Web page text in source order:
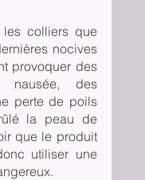
les colliers que
nocives
provoquer des
nausée, des
perte de poils
la peau de
que le produit
utiliser une